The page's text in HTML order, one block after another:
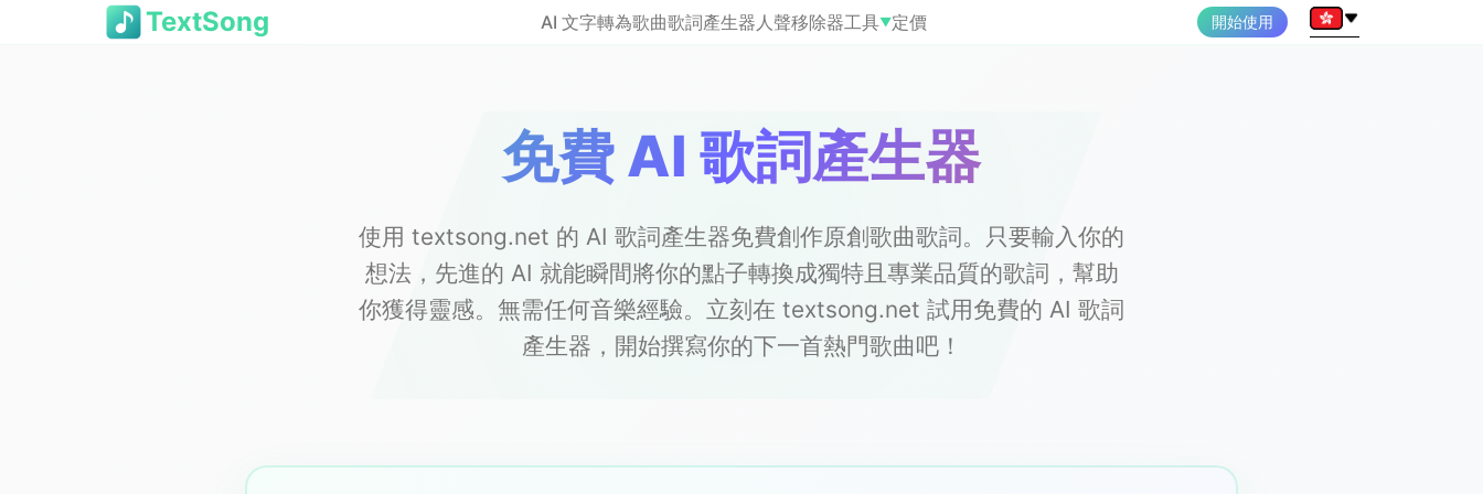
TextSong AI 文字轉為歌曲歌詞產生器 人聲移除器工具▼定價 開始使用
免費 AI 歌詞產生器
使用 textsong.net 的 AI 歌詞產生器免費創作原創歌曲歌詞。只要輸入你的
想法，先進的 AI 就能瞬間將你的點子轉換成獨特且專業品質的歌詞，幫助
你獲得靈感。無需任何音樂經驗。立刻在 textsong.net 試用免費的 AI 歌詞
產生器，開始撰寫你的下一首熱門歌曲吧！